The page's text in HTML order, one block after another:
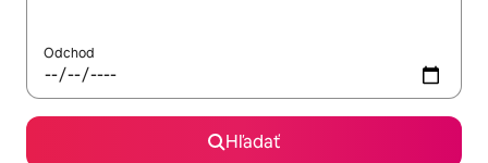
Odchod
Hľadať